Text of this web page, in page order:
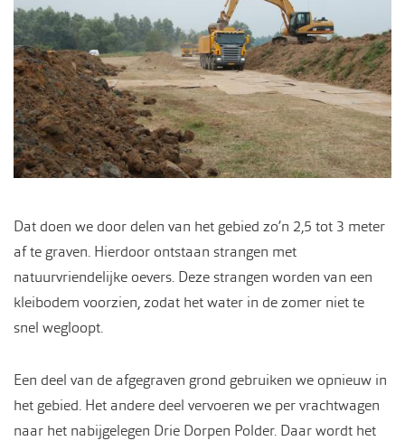
Dat doen we door delen van het gebied zo’n 2,5 tot 3 meter
af te graven. Hierdoor ontstaan strangen met
natuurvriendelijke oevers. Deze strangen worden van een
kleibodem voorzien, zodat het water in de zomer niet te
snel wegloopt.
Een deel van de afgegraven grond gebruiken we opnieuw in
het gebied. Het andere deel vervoeren we per vrachtwagen
naar het nabijgelegen Drie Dorpen Polder. Daar wordt het